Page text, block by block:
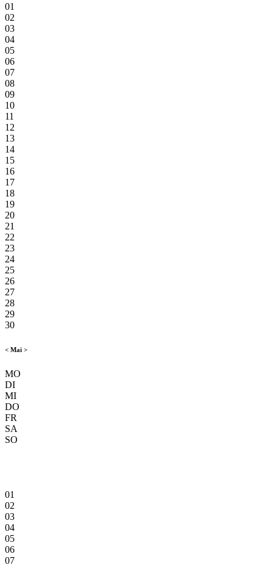
01
02
03
04
05
06
07
08
09
10
11
12
13
14
15
16
17
18
19
20
21
22
23
24
25
26
27
28
29
30
< Mai >
MO
DI
MI
DO
FR
SA
SO
01
02
03
04
05
06
07